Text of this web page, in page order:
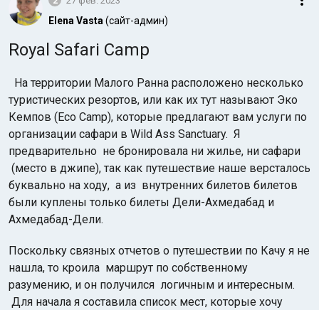
Elena Vasta(сайт-админ)
Royal Safari Camp
На территории Малого Ранна расположено несколько
туристических резортов, или как их тут называют Эко
Кемпов (Eco Camp), которые предлагают вам услуги по
организации сафари в Wild Ass Sanctuary. Я
предварительно не бронировала ни жилье, ни сафари
(место в джипе), так как путешествие наше версталось
буквально на ходу, а из внутренних билетов билетов
были куплены только билеты Дели-Ахмедабад и
Ахмедабад-Дели.
Поскольку связных отчетов о путешествии по Качу я не
нашла, то кроила маршрут по собственному
разумению, и он получился логичным и интересным.
Для начала я составила список мест, которые хочу